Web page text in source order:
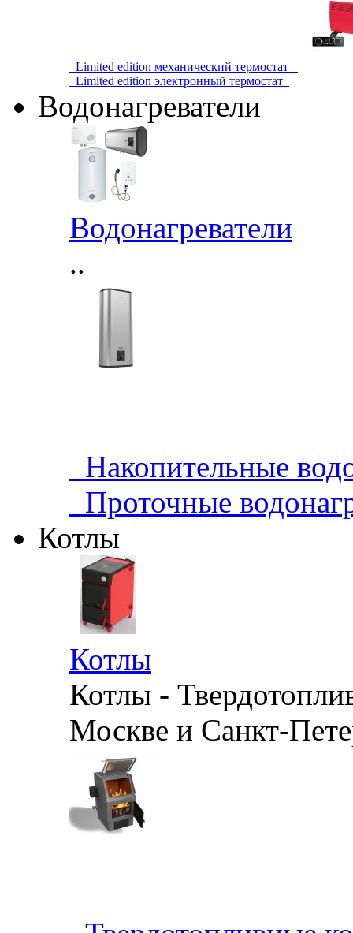
Limited edition механический термостат
Limited edition электронный термостат
Водонагреватели
Водонагреватели
..
Накопительные
Проточные
Котлы
Котлы
Котлы -
Москве и Санкт-